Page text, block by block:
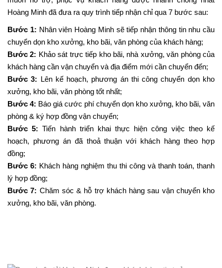
Hoàng Minh đã đưa ra quy trình tiếp nhận chỉ qua 7 bước sau:
Bước 1: Nhân viên Hoàng Minh sẽ tiếp nhận thông tin nhu cầu
chuyển dọn kho xưởng, kho bãi, văn phòng của khách hàng;
Bước 2: Khảo sát trực tiếp kho bãi, nhà xưởng, văn phòng của
khách hàng cần vận chuyển và địa điểm mới cần chuyển đến;
Bước 3: Lên kế hoạch, phương án thi công chuyển dọn kho
xưởng, kho bãi, văn phòng tốt nhất;
Bước 4: Báo giá cước phí chuyển dọn kho xưởng, kho bãi, văn
phòng & ký hợp đồng vận chuyển;
Bước 5: Tiến hành triển khai thực hiện công việc theo kế
hoạch, phương án đã thoả thuận với khách hàng theo hợp
đồng;
Bước 6: Khách hàng nghiệm thu thi công và thanh toán, thanh
lý hợp đồng;
Bước 7: Chăm sóc & hỗ trợ khách hàng sau vận chuyển kho
xưởng, kho bãi, văn phòng.